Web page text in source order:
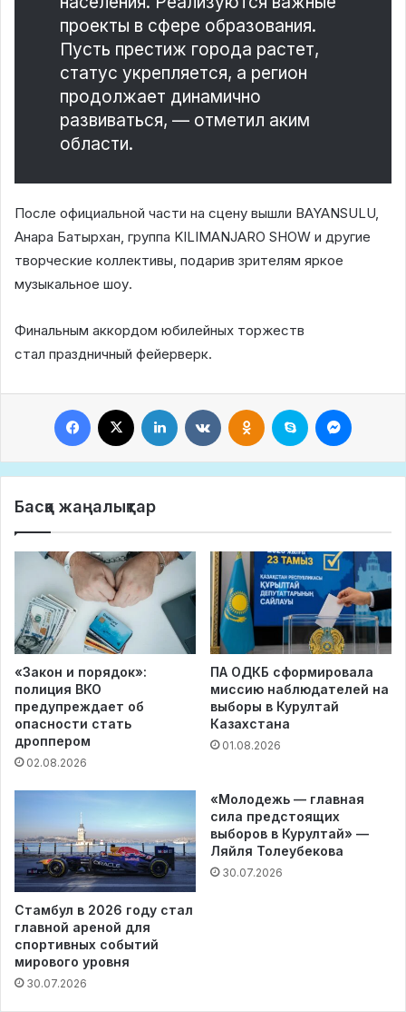
проекты в сфере образования.
Пусть престиж города растет,
статус укрепляется, а регион
продолжает динамично
развиваться, — отметил аким
области.
После официальной части на сцену вышли BAYANSULU,
Анара Батырхан, группа KILIMANJARO SHOW и другие
творческие коллективы, подарив зрителям яркое
музыкальное шоу.
Финальным аккордом юбилейных торжеств
стал праздничный фейерверк.
Facebook LinkedIn VKontakteOdnoklassniki
Skype
Басқа жаңалықтар
«Закон и порядок»:
полиция ВКО
предупреждает об
опасности стать
дроппером
02.08.2026
ПА ОДКБ сформировала
миссию наблюдателей на
выборы в Курултай
Казахстана
01.08.2026
Стамбул в 2026 году стал
главной ареной для
спортивных событий
мирового уровня
30.07.2026
«Молодежь — главная
сила предстоящих
выборов в Курултай» —
Ляйля Толеубекова
30.07.2026